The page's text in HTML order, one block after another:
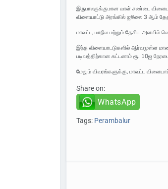
இருபாலருக்குமான வாள் சண்டை
விளையாட்டு அரங்கில் ஜூலை 3 ஆம்
மாவட்ட, மாநில மற்றும் தேசிய அளவில்
இந்த விளையாடடுகளில் ஆர்வமுள்ள
படிவத்திற்கான கட்டணம் ரூ. 10ஐ
மேலும் விவரங்களுக்கு, மாவட்ட
Share on:
WhatsApp
Tags: Perambalur